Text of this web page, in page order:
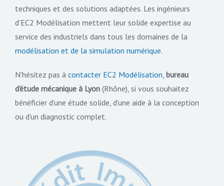
techniques et des solutions adaptées. Les ingénieurs
d'EC2 Modélisation mettent leur solide expertise au
service des industriels dans tous les domaines de la
modélisation et de la simulation numérique.
N'hésitez pas à contacter EC2 Modélisation, bureau
d'étude mécanique à Lyon (Rhône), si vous souhaitez
bénéficier d'une étude solide, d'une aide à la conception
ou d'un diagnostic complet.